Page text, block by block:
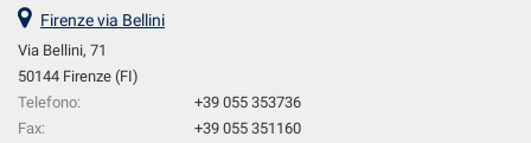
Firenze via Bellini
Via Bellini, 71
50144 Firenze (FI)
Telefono:
+39 055 353736
Fax:
+39 055 351160